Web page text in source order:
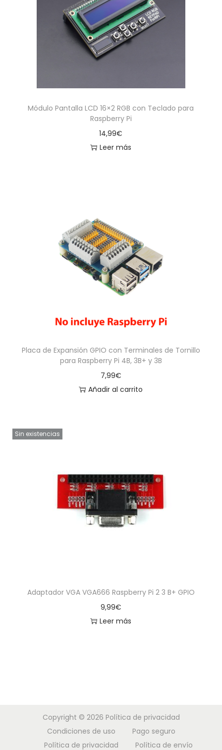
Módulo Pantalla LCD 16×2 RGB con Teclado para
Raspberry Pi
14,99€
Leer más
Placa de Expansión GPIO con Terminales de Tornillo
para Raspberry Pi 4B, 3B+ y 3B
7,99€
Añadir al carrito
Sin existencias
Adaptador VGA VGA666 Raspberry Pi 2 3 B+ GPIO
9,99€
Leer más
Copyright © 2026 Política de privacidad
Condiciones de uso
Pago seguro
Política de privacidad
Política de envío